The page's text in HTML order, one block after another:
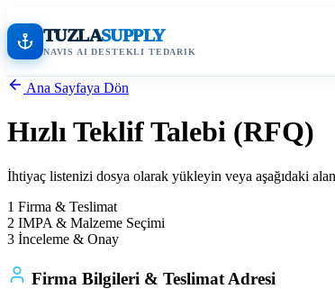
TUZLASUPPLY
NAVIS AI DESTEKLI TEDARIK
Ana Sayfaya Dön
Hızlı Teklif Talebi (RFQ)
İhtiyaç listenizi dosya olarak yükleyin veya aşağıdaki
1 Firma & Teslimat
2 IMPA & Malzeme Seçimi
3 İnceleme & Onay
Firma Bilgileri & Teslimat Adresi